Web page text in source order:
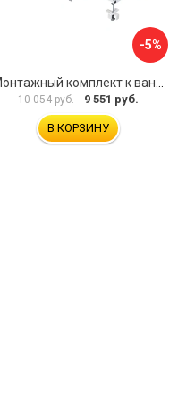
-5%
10 054 руб. 9 551 руб.
В КОРЗИНУ